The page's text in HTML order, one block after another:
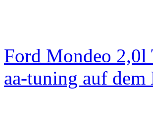
Ford Mondeo
aa-tuning auf